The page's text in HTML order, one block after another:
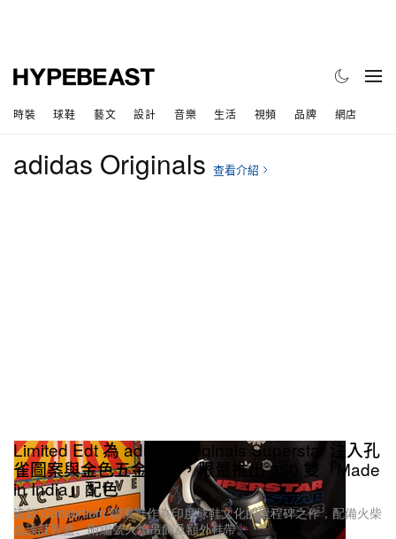
時裝 球鞋 藝文 設計 音樂 生活 視頻 品牌 網店
adidas Originals 查看介紹
Limited Edt 為 adidas Originals Superstar 注入孔
雀圖案與金色五金細節，限量推出 350 雙「Made
in India」配色
這款 Consortium 聯乘鞋作為印度球鞋文化的里程碑之作，配備火柴
盒設計鞋盒、附編號火焰吊飾及額外鞋帶。